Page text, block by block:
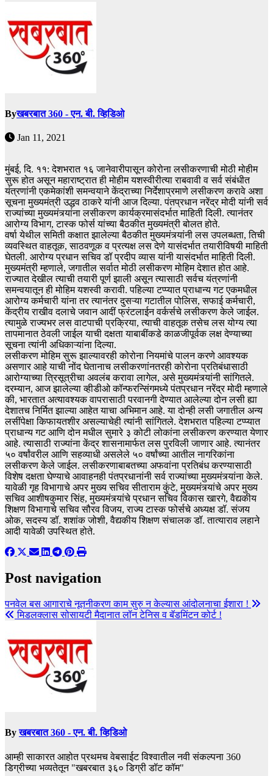
Byखबरबात 360 - एन. बी. व्हिडिओ
Jan 11, 2021
मुंबई, दि. ११: देशभरात १६ जानेवारीपासून कोरोना लसीकरणाची मोठी मोहीम
सुरू होत असून महाराष्ट्रात ही मोहीम यशस्वीरीत्या राबवावी व सर्व संबंधीत
यंत्रणांनी एकमेकांशी समन्वयाने केंद्राच्या निर्देशाप्रमाणे लसीकरण करावे अशा
सूचना मुख्यमंत्री उद्धव ठाकरे यांनी आज दिल्या. पंतप्रधान नरेंद्र मोदी यांनी सर्व
राज्यांच्या मुख्यमंत्र्यांना लसीकरण कार्यक्रमासंदर्भात माहिती दिली. त्यानंतर
आरोग्य विभाग, टास्क फोर्स यांच्या बैठकीत मुख्यमंत्री बोलत होते.
वर्षा येथील समिती कक्षात झालेल्या बैठकीत मुख्यमंत्र्यांनी लस उपलब्धता, तिची
व्यवस्थित वाहतूक, साठवणूक व प्रत्यक्ष लस देणे यासंदर्भात तयारीविषयी माहिती
घेतली. आरोग्य प्रधान सचिव डॉ प्रदीप व्यास यांनी यासंदर्भात माहिती दिली.
मुख्यमंत्री म्हणाले, जगातील सर्वात मोठी लसीकरण मोहिम देशात होत आहे.
राज्यात देखील त्याची तयारी पूर्ण झाली असून त्यासाठी सर्वच यंत्रणांनी
समन्वयातून ही मोहिम यशस्वी करावी. पहिल्या टप्प्यात प्राधान्य गट एकमधील
आरोग्य कर्मचारी यांना तर त्यानंतर दुसऱ्या गटातील पोलिस, सफाई कर्मचारी,
केंद्रीय राखीव दलाचे जवान आदीं फ्रंटलाईन वर्कर्सचे लसीकरण केले जाईल.
त्यामुळे राज्यभर लस वाटपाची प्रक्रिया, त्याची वाहतूक तसेच लस योग्य त्या
तापमानात ठेवली जाईल याची दक्षता याबाबींकडे काळजीपूर्वक लक्ष देण्याच्या
सूचना त्यांनी अधिकाऱ्यांना दिल्या.
लसीकरण मोहिम सुरू झाल्यावरही कोरोना नियमांचे पालन करणे आवश्यक
असणार आहे याची नोंद घेतानाच लसीकरणांनतरही कोरोना प्रतिबंधासाठी
आरोग्याच्या त्रिसूत्रीचा अवलंब करावा लागेल, असे मुख्यमंत्र्यांनी सांगितले.
दरम्यान, आज झालेल्या व्हीडीओ कॉन्फरन्सिंगमध्ये पंतप्रधान नरेंद्र मोदी म्हणाले
की, भारतात अत्यावश्यक वापरासाठी परवानगी देण्यात आलेल्या दोन लसी ह्या
देशातच निर्मित झाल्या आहेत याचा अभिमान आहे. या दोन्ही लसी जगातील अन्य
लसींपेक्षा किफायतशीर असल्याचेही त्यांनी सांगितले. देशभरात पहिल्या टप्प्यात
प्राधान्य गट आणि दोन मधील सुमारे ३ कोटी लोकांना लसीकरण करण्यात येणार
आहे. त्यासाठी राज्यांना केंद्र शासनामार्फत लस पुरविली जाणार आहे. त्यानंतर
५० वर्षांवरील आणि सहव्याधी असलेले ५० वर्षांच्या आतील नागरिकांना
लसीकरण केले जाईल. लसीकरणाबाबतच्या अफवांना प्रतिबंध करण्यासाठी
विशेष दक्षता घेण्याचे आवाहनही पंतप्रधानांनी सर्व राज्यांच्या मुख्यमंत्र्यांना केले.
यावेळी गृह विभागाचे अपर मुख्य सचिव सीताराम कुंटे, मुख्यमंत्र्यांचे अपर मुख्य
सचिव आशीषकुमार सिंह, मुख्यमंत्र्यांचे प्रधान सचिव विकास खारगे, वैद्यकीय
शिक्षण विभागाचे सचिव सौरव विजय, राज्य टास्क फोर्सचे अध्यक्ष डॉ. संजय
ओक, सदस्य डॉ. शशांक जोशी, वैद्यकीय शिक्षण संचालक डॉ. तात्याराव लहाने
आदी यावेळी उपस्थित होते.
Post navigation
पनवेल बस आगाराचे नूतनीकरण काम सुरु न केल्यास आंदोलनाचा ईशारा !
मिडलक्लास सोसायटी मैदानात लॉन टेनिस व बॅडमिंटन कोर्ट !
Byखबरबात 360 - एन. बी. व्हिडिओ
आम्ही साकारत आहोत प्रथमच वेबसाईट विश्वातील नवी संकल्पना 360
डिग्रीच्या भव्यतेतून "खबरबात ३६० डिग्री डॉट कॉम"